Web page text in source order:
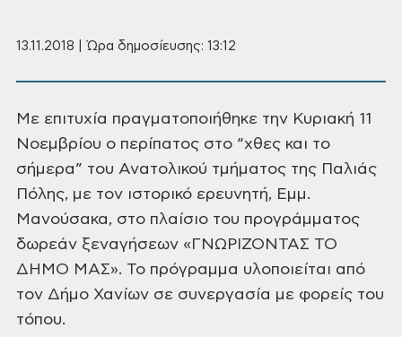
13.11.2018 | Ώρα δημοσίευσης: 13:12
Με επιτυχία πραγματοποιήθηκε την Κυριακή 11
Νοεμβρίου ο περίπατος στο “χθες και το
σήμερα” του Ανατολικού τμήματος της Παλιάς
Πόλης, με τον ιστορικό ερευνητή, Εμμ.
Μανούσακα, στο πλαίσιο του προγράμματος
δωρεάν ξεναγήσεων «ΓΝΩΡΙΖΟΝΤΑΣ ΤΟ
ΔΗΜΟ ΜΑΣ». Το πρόγραμμα υλοποιείται από
τον Δήμο Χανίων σε συνεργασία με φορείς του
τόπου.